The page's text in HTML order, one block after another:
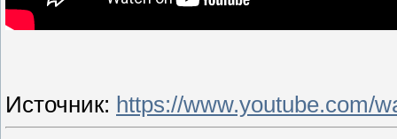
Источник: https://www.youtube.com/